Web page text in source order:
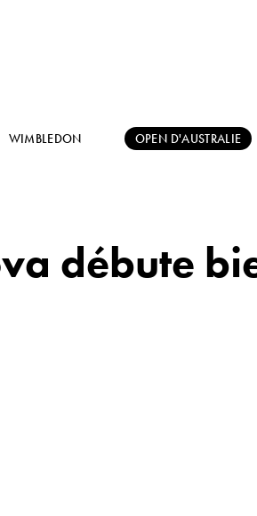
WIMBLEDON OPEN D'AUSTRALIE
débute